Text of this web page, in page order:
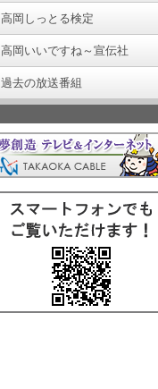
高岡しっとる検定
高岡いいですね～宣伝社
過去の放送番組